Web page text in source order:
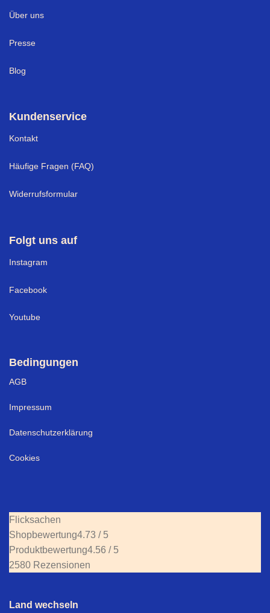
Über uns
Presse
Blog
Kundenservice
Kontakt
Häufige Fragen (FAQ)
Widerrufsformular
Folgt uns auf
Instagram
Facebook
Youtube
Bedingungen
AGB
Impressum
Datenschutzerklärung
Cookies
Flicksachen
Shopbewertung4.73 / 5
Produktbewertung4.56 / 5
2580 Rezensionen
Land wechseln